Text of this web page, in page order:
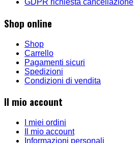
GDPR richiesta cancellazione
Shop online
Shop
Carrello
Pagamenti sicuri
Spedizioni
Condizioni di vendita
Il mio account
I miei ordini
Il mio account
Informazioni personali